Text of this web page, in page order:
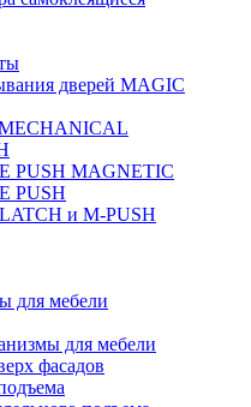
дверей MAGIC
PUSH MAGNETIC
PUSH
и M-PUSH
для мебели
для мебели
фасадов